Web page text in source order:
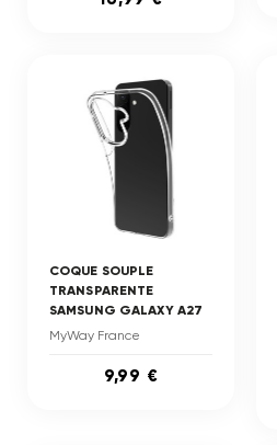
COQUE SOUPLE
TRANSPARENTE
SAMSUNG GALAXY A27
MyWay France
9,99 €